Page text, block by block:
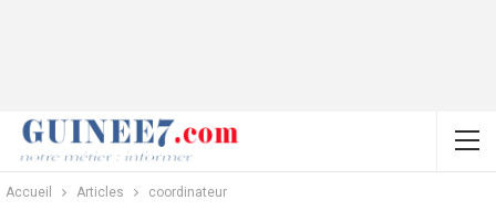
Accueil Articles coordinateur